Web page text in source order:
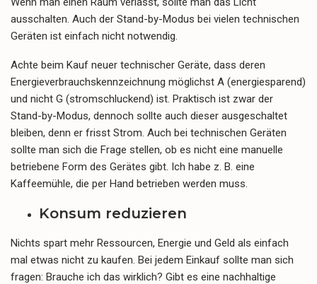
ausschalten. Auch der Stand-by-Modus bei vielen technischen
Geräten ist einfach nicht notwendig.
Achte beim Kauf neuer technischer Geräte, dass deren
Energieverbrauchskennzeichnung möglichst A (energiesparend)
und nicht G (stromschluckend) ist. Praktisch ist zwar der
Stand-by-Modus, dennoch sollte auch dieser ausgeschaltet
bleiben, denn er frisst Strom. Auch bei technischen Geräten
sollte man sich die Frage stellen, ob es nicht eine manuelle
betriebene Form des Gerätes gibt. Ich habe z. B. eine
Kaffeemühle, die per Hand betrieben werden muss.
Konsum reduzieren
Nichts spart mehr Ressourcen, Energie und Geld als einfach
mal etwas nicht zu kaufen. Bei jedem Einkauf sollte man sich
fragen: Brauche ich das wirklich? Gibt es eine nachhaltige